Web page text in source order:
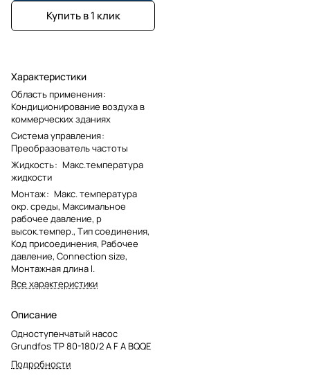
Купить в 1 клик
Характеристики
Область применения:
Кондиционирование воздуха в
коммерческих зданиях
Система управления:
Преобразователь частоты
Жидкость: Макс.температура
жидкости
Монтаж: Макс. температура
окр. среды, Максимальное
рабочее давление, p
высок.темпер., Тип соединения,
Код присоединения, Рабочее
давление, Connection size,
Монтажная длина l.
Все характеристики
Описание
Одноступенчатый насос
Grundfos TP 80-180/2 A F A BQQE
Подробности